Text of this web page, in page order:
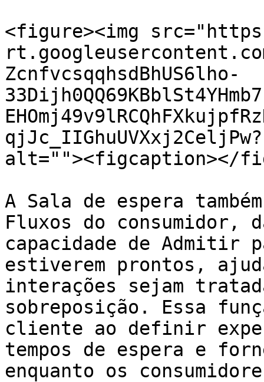
<figure><img
ZcnfvcsqqhsdBhUS6lho-
alt=""><figcaption></
A Sala de espera
Fluxos do consumidor,
capacidade de Admitir
estiverem prontos,
interações sejam
sobreposição. Essa
cliente ao definir
tempos de espera e
enquanto os